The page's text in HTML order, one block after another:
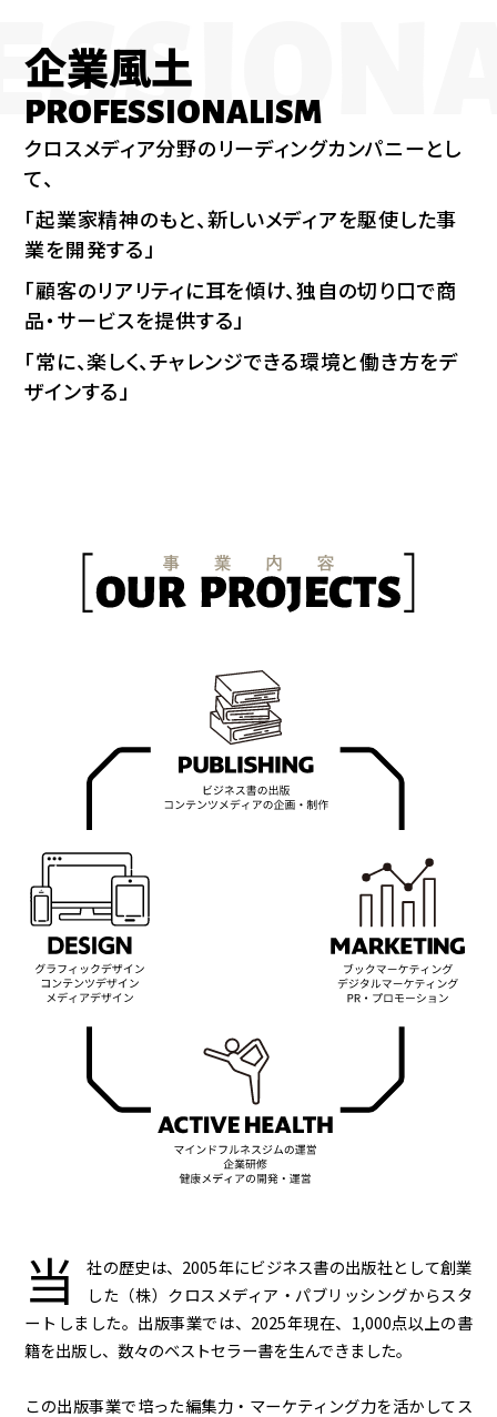
企業風土
PROFESSIONALISM
クロスメディア分野のリーディングカンパニーとし
て、
「起業家精神のもと、新しいメディアを駆使した事
業を開発する」
「顧客のリアリティに耳を傾け、独自の切り口で商
品・サービスを提供する」
「常に、楽しく、チャレンジできる環境と働き方をデ
ザインする」
当
社の歴史は、2005年にビジネス書の出版社として創業
した（株）クロスメディア・パブリッシングからスタ
ートしました。出版事業では、2025年現在、1,000点以上の書
籍を出版し、数々のベストセラー書を生んできました。
この出版事業で培った編集力・マーケティング力を活かしてス